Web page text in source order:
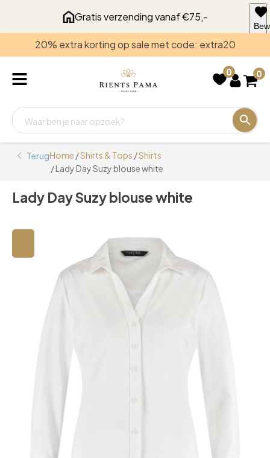
Gratis verzending vanaf €75,-
20% extra korting op sale met code: extra20
0 0
TerugHome /Shirts & Tops /Shirts
/ Lady Day Suzy blouse white
Lady Day Suzy blouse white
voor